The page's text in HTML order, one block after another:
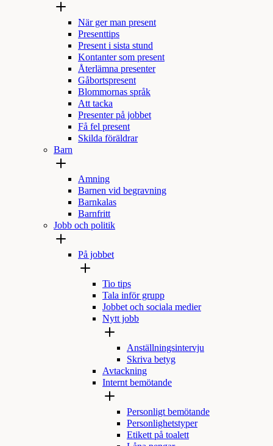
När ger man present
Presenttips
Present i sista stund
Kontanter som present
Återlämna presenter
Gåbortspresent
Blommornas språk
Att tacka
Presenter på jobbet
Få fel present
Skilda föräldrar
Barn
Amning
Barnen vid begravning
Barnkalas
Barnfritt
Jobb och politik
På jobbet
Tio tips
Tala inför grupp
Jobbet och sociala medier
Nytt jobb
Anställningsintervju
Skriva betyg
Avtackning
Internt bemötande
Personligt bemötande
Personlighetstyper
Etikett på toalett